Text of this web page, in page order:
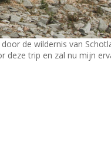
de wildernis van
deze trip en zal nu mijn